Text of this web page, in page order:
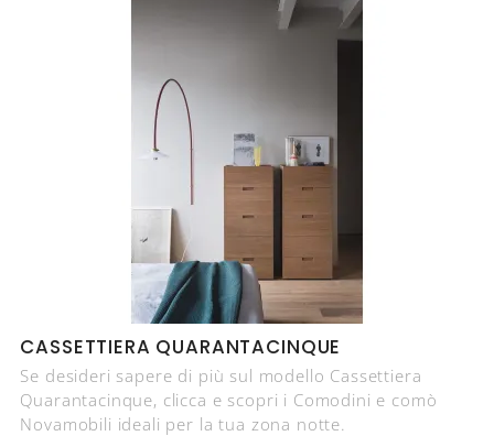
CASSETTIERA QUARANTACINQUE
Se desideri sapere di più sul modello Cassettiera
Quarantacinque, clicca e scopri i Comodini e comò
Novamobili ideali per la tua zona notte.